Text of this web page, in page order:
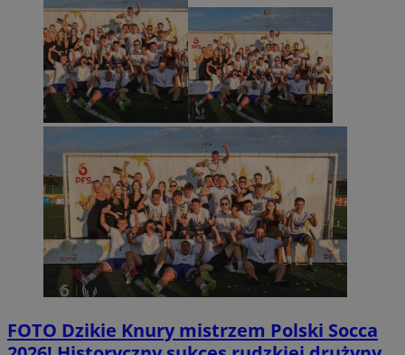
FOTO Dzikie Knury mistrzem Polski Socca